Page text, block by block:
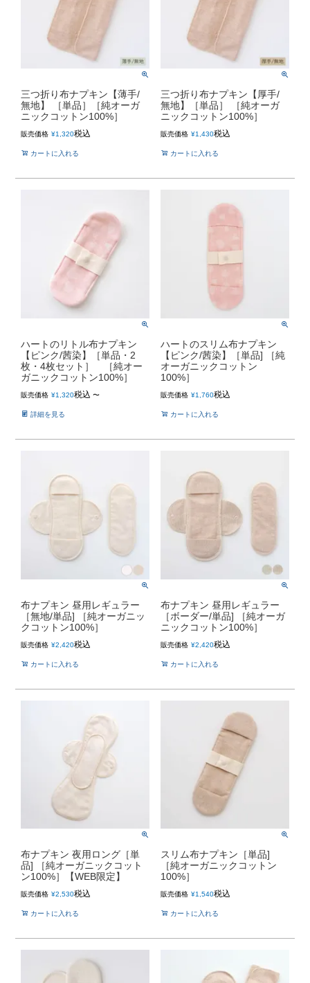
三つ折り布ナプキン【薄手/
無地】 ［単品］［純オーガ
ニックコットン100%］
販売価格 ¥1,320税込
カートに入れる
三つ折り布ナプキン【厚手/
無地】［単品］ ［純オーガ
ニックコットン100%］
販売価格 ¥1,430税込
カートに入れる
ハートのリトル布ナプキン
【ピンク/茜染】［単品・2
枚・4枚セット］ ［純オー
ガニックコットン100%］
販売価格 ¥1,320税込 〜
詳細を見る
ハートのスリム布ナプキン
【ピンク/茜染】［単品] ［純
オーガニックコットン
100%］
販売価格 ¥1,760税込
カートに入れる
布ナプキン 昼用レギュラー
［無地/単品] ［純オーガニッ
クコットン100%］
販売価格 ¥2,420税込
カートに入れる
布ナプキン 昼用レギュラー
［ボーダー/単品] ［純オーガ
ニックコットン100%］
販売価格 ¥2,420税込
カートに入れる
布ナプキン 夜用ロング［単
品] ［純オーガニックコット
ン100%］【WEB限定】
販売価格 ¥2,530税込
カートに入れる
スリム布ナプキン［単品]
［純オーガニックコットン
100%］
販売価格 ¥1,540税込
カートに入れる